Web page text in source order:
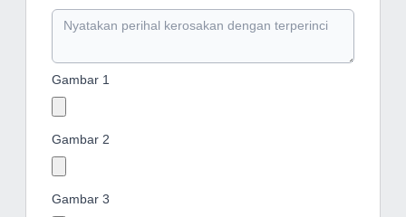
Gambar 1
Gambar 2
Gambar 3